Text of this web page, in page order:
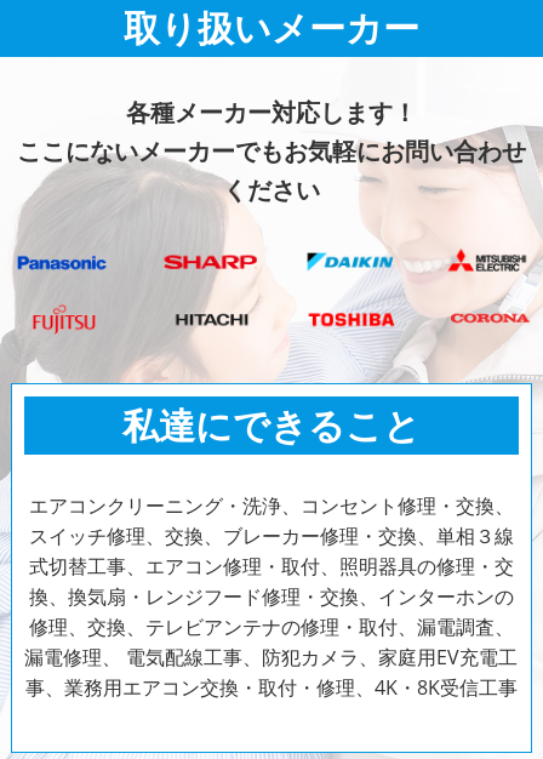
取り扱いメーカー
各種メーカー対応します！
ここにないメーカーでもお気軽にお問い合わせ
ください
私達にできること
エアコンクリーニング・洗浄、コンセント修理・交換、
スイッチ修理、交換、ブレーカー修理・交換、単相３線
式切替工事、エアコン修理・取付、照明器具の修理・交
換、換気扇・レンジフード修理・交換、インターホンの
修理、交換、テレビアンテナの修理・取付、漏電調査、
漏電修理、 電気配線工事、防犯カメラ、家庭用EV充電工
事、業務用エアコン交換・取付・修理、4K・8K受信工事